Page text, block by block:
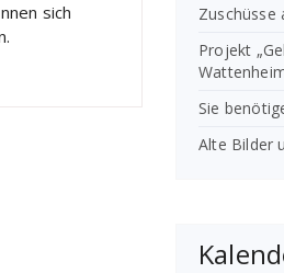
sich
Zuschüsse
Projekt
Sie
Alte Bilder